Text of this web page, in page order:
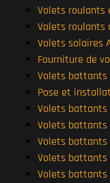
Volets roulants
Volets roulants
Volets solaires
Fourniture de
Volets battants
Pose et
Volets battants
Volets battants
Volets battants
Volets battants
Volets battants